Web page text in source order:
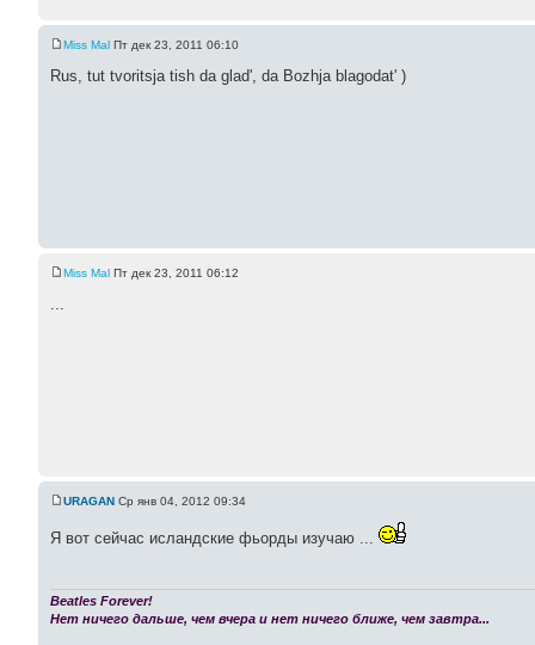
Miss Mal Пт дек 23, 2011 06:10
Rus, tut tvoritsja tish da glad', da Bozhja blagodat' )
Miss Mal Пт дек 23, 2011 06:12
...
URAGAN Ср янв 04, 2012 09:34
Я вот сейчас исландские фьорды изучаю ...
Beatles Forever!
Нет ничего дальше, чем вчера и нет ничего ближе, чем завтра...